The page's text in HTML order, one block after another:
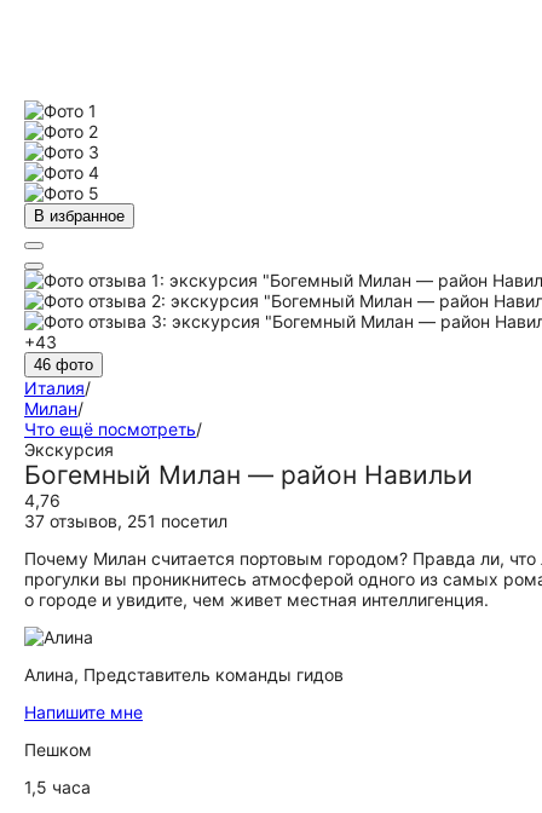
В избранное
+43
46 фото
Италия/
Милан/
Что ещё посмотреть/
Экскурсия
Богемный Милан — район Навильи
4,76
37 отзывов, 251 посетил
Почему Милан считается портовым городом? Правда ли,
прогулки вы проникнитесь атмосферой одного из самых
о городе и увидите, чем живет местная интеллигенция.
Алина, Представитель команды гидов
Напишите мне
Пешком
1,5 часа